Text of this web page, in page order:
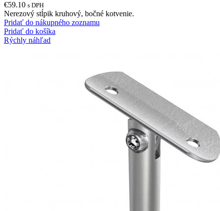
€59.10 s DPH
Nerezový stĺpik kruhový, bočné kotvenie.
Pridať do nákupného zoznamu
Pridať do košíka
Rýchly náhľad